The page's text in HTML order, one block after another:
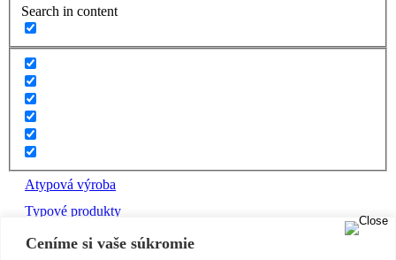
Ceníme si vaše súkromie
Search in content
Atypová výroba
Typové produkty
B2B pre stolárov